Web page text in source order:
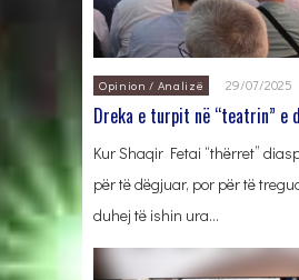
Opinion / Analizë 29/07/2025
Dreka e turpit në “teatrin” e
Kur Shaqir Fetai “thërret”
për të dëgjuar, por për të
duhej të ishin ura…